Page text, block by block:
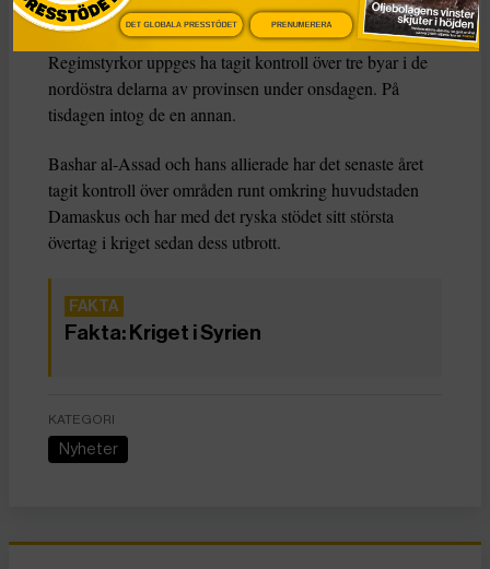
offensiven.
Regimstyrkor uppges ha tagit kontroll över tre byar i de
nordöstra delarna av provinsen under onsdagen. På
tisdagen intog de en annan.
Bashar al-Assad och hans allierade har det senaste året
tagit kontroll över områden runt omkring huvudstaden
Damaskus och har med det ryska stödet sitt största
övertag i kriget sedan dess utbrott.
Fakta: Kriget i Syrien
KATEGORI
Nyheter
DET GLOBALA PRESSTÖDET PRENUMERERA